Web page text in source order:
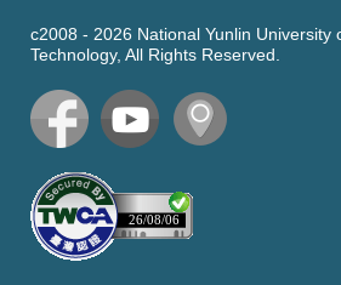
26/08/06
c2008 - 2026 National Yunlin University
Technology, All Rights Reserved.